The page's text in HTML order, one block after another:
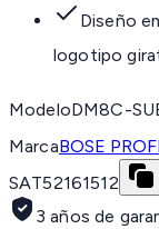
Diseño
logotipo
ModeloDM8C-
MarcaBOSE
SAT52161512
3 años de